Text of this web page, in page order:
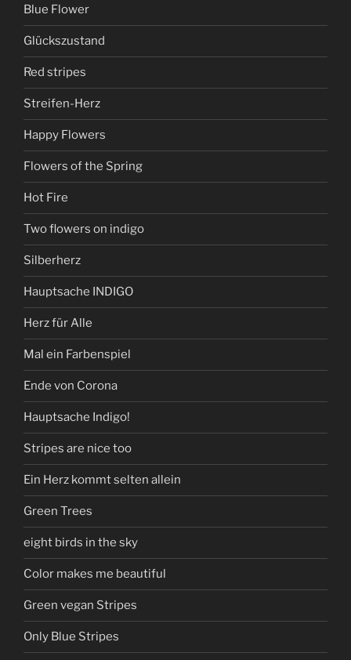
Blue Flower
Glückszustand
Red stripes
Streifen-Herz
Happy Flowers
Flowers of the Spring
Hot Fire
Two flowers on indigo
Silberherz
Hauptsache INDIGO
Herz für Alle
Mal ein Farbenspiel
Ende von Corona
Hauptsache Indigo!
Stripes are nice too
Ein Herz kommt selten allein
Green Trees
eight birds in the sky
Color makes me beautiful
Green vegan Stripes
Only Blue Stripes